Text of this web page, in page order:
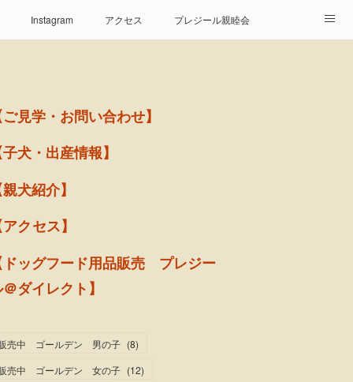
Instagram アクセス プレジール親睦会
見学・お問い合わせ】
犬・出産情報】
犬紹介】
クセス】
ドッグフード用品販売 プレジー
ダイレクト】
売中 ゴールデン 男の子 (8)
売中 ゴールデン 女の子 (12)